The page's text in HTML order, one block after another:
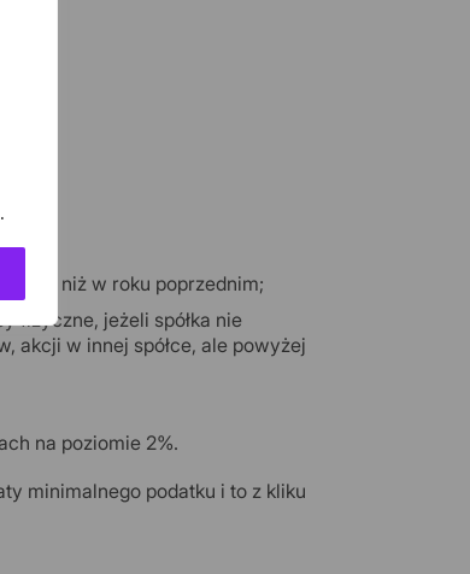
.
30% niż w roku poprzednim;
fizyczne, jeżeli spółka nie
akcji w innej spółce, ale powyżej
na poziomie 2%.
minimalnego podatku i to z kliku